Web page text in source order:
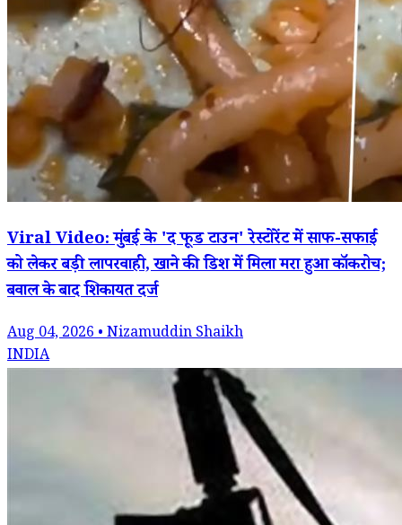
Viral Video: मुंबई के 'द फूड टाउन' रेस्टोरेंट में साफ-सफाई
को लेकर बड़ी लापरवाही, खाने की डिश में मिला मरा हुआ कॉकरोच;
बवाल के बाद शिकायत दर्ज
Aug 04, 2026 • Nizamuddin Shaikh
INDIA